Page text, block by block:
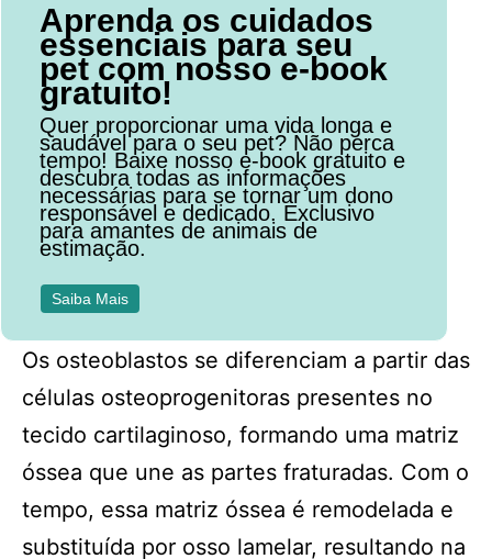
Aprenda os cuidados
essenciais para seu
pet com nosso e-book
gratuito!
Quer proporcionar uma vida longa e
saudável para o seu pet? Não perca
tempo! Baixe nosso e-book gratuito e
descubra todas as informações
necessárias para se tornar um dono
responsável e dedicado. Exclusivo
para amantes de animais de
estimação.
Saiba Mais
Os osteoblastos se diferenciam a partir das
células osteoprogenitoras presentes no
tecido cartilaginoso, formando uma matriz
óssea que une as partes fraturadas. Com o
tempo, essa matriz óssea é remodelada e
substituída por osso lamelar, resultando na